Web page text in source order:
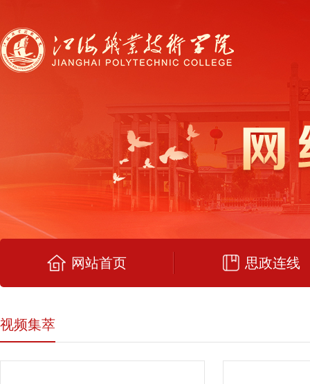
网站首页 思政连线
视频集萃